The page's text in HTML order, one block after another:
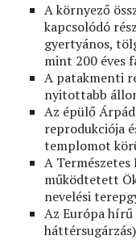
A környező
kapcsolódó
gyertyános,
mint 200 éves
A patakmenti
nyitottabb
Az épülő
reprodukciója
templomot
A
működtetett
nevelési
Az Európa hírű